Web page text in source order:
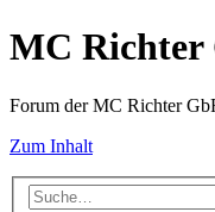
MC Richter
Forum der MC Richter
Zum Inhalt